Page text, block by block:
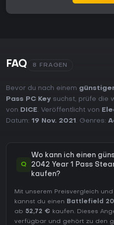
FAQ 8 FRAGEN
Bevor du nach einem
Pass PC Key suchst, prüfe die
von
DICE. Veröffentlicht von
Datum: 19 Nov. 2021 . Genres:
Q
Wo kann ich einen
2042 Year 1 Pass
kaufen?
Mit unserem Preisvergleich
kannst du einen Battlefield
ab 52,72 € kaufen. Dieses
verfügbar und gehört zu den